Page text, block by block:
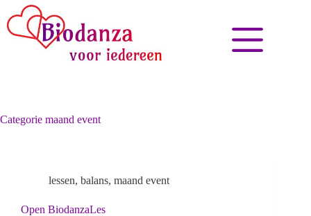
Categorie maand event
lessen, balans, maand event
Open BiodanzaLes